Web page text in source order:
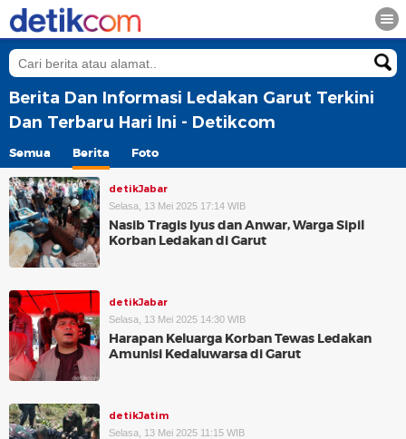
Berita Dan Informasi Ledakan Garut Terkini
Dan Terbaru Hari Ini - Detikcom
Semua Berita Foto
detikJabar
Selasa, 13 Mei 2025 17:14 WIB
Nasib Tragis Iyus dan Anwar, Warga Sipil
Korban Ledakan di Garut
detikJabar
Selasa, 13 Mei 2025 14:30 WIB
Harapan Keluarga Korban Tewas Ledakan
Amunisi Kedaluwarsa di Garut
detikJatim
Selasa, 13 Mei 2025 11:15 WIB